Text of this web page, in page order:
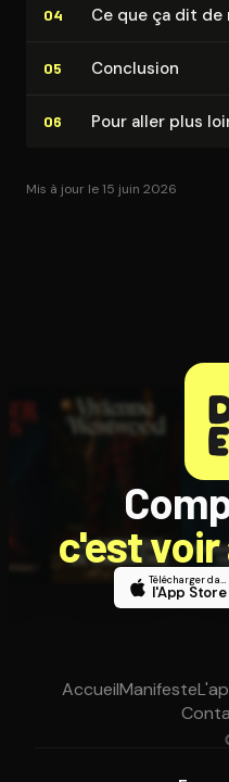
04 Ce que ça dit de
05 Conclusion
06 Pour aller plus
Mis à jour le 15 juin 2026
c'est
Télécharger dans
l'App Store
AccueilManifeste